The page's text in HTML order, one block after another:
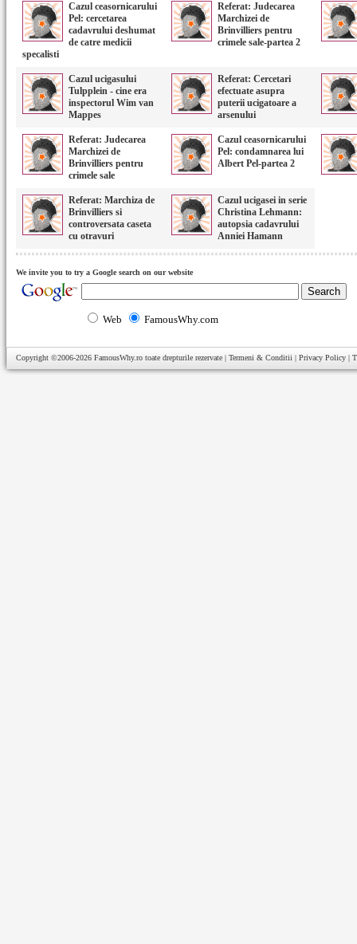
Cazul ceasornicarului
Pel: cercetarea
cadavrului deshumat
de catre medicii
specalisti
Referat: Judecarea
Marchizei de
Brinvilliers pentru
crimele sale-partea 2
Cazul ucigasului
Tulpplein - cine era
inspectorul Wim van
Mappes
Referat: Cercetari
efectuate asupra
puterii ucigatoare a
arsenului
Referat: Judecarea
Marchizei de
Brinvilliers pentru
crimele sale
Cazul ceasornicarului
Pel: condamnarea lui
Albert Pel-partea 2
Referat: Marchiza de
Brinvilliers si
controversata caseta
cu otravuri
Cazul ucigasei in serie
Christina Lehmann:
autopsia cadavrului
Anniei Hamann
We invite you to try a Google search on our website
Web FamousWhy.com
Copyright ©2006-2026 FamousWhy.ro toate drepturile rezervate | Termeni & Conditii | Privacy Policy |